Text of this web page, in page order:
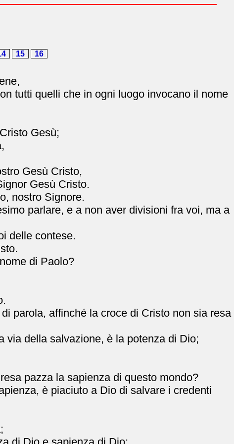
15 16
tutti quelli che in ogni luogo invocano il nome
Gesù;
Gesù Cristo,
Gesù Cristo.
nostro Signore.
parlare, e a non aver divisioni fra voi, ma a
delle contese.
di Paolo?
parola, affinché la croce di Cristo non sia resa
via della salvazione, è la potenza di Dio;
pazza la sapienza di questo mondo?
è piaciuto a Dio di salvare i credenti